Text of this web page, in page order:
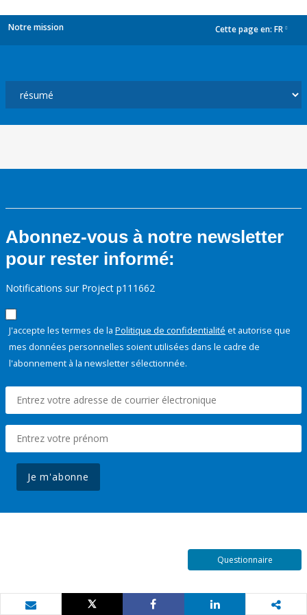
Notre mission Cette page en: FR
Abonnez-vous à notre newsletter
pour rester informé:
Notifications sur Project p111662
J'accepte les termes de la Politique de confidentialité et autorise que
mes données personnelles soient utilisées dans le cadre de
l'abonnement à la newsletter sélectionnée.
Je m'abonne
Questionnaire